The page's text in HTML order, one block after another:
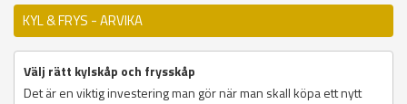
KYL & FRYS - ARVIKA
Välj rätt kylskåp och frysskåp
Det är en viktig investering man gör när man skall köpa ett nytt